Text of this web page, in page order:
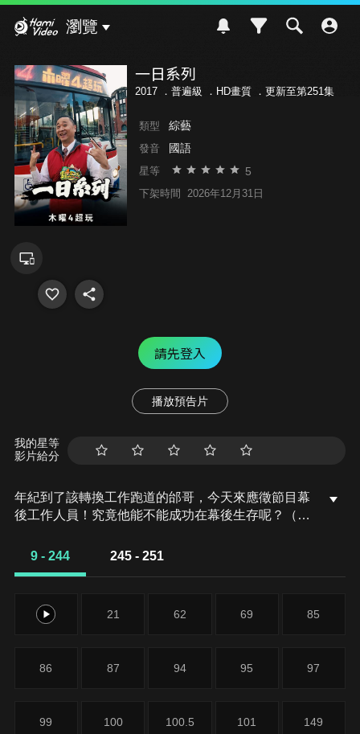
瀏覽
一日系列
2017 ． 普遍級 ．HD畫質 ．更新至第251集
類型 綜藝
發音 國語
星等 5
下架時間 2026年12月31日
請先登入
播放預告片
我的星等
影片給分
年紀到了該轉換工作跑道的邰哥，今天來應徵節目幕
後工作人員！究竟他能不能成功在幕後生存呢？（本
9 - 244
245 - 251
9 21 62 69 85
86 87 94 95 97
99 100 100.5 101 149